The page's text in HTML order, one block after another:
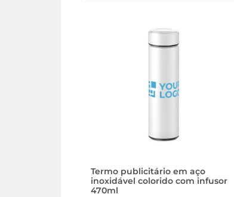
Termo publicitário em aço
inoxidável colorido com infusor
470ml